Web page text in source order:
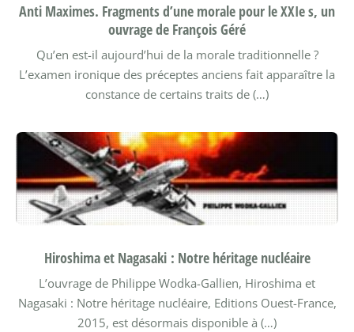
Anti Maximes. Fragments d’une morale pour le XXIe s, un
ouvrage de François Géré
Qu’en est-il aujourd’hui de la morale traditionnelle ?
L’examen ironique des préceptes anciens fait apparaître la
constance de certains traits de (…)
Hiroshima et Nagasaki : Notre héritage nucléaire
L’ouvrage de Philippe Wodka-Gallien, Hiroshima et
Nagasaki : Notre héritage nucléaire, Editions Ouest-France,
2015, est désormais disponible à (…)